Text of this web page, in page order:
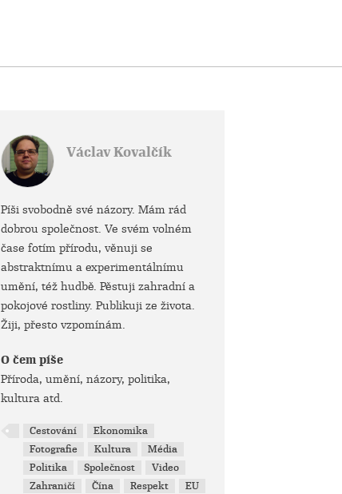
Václav Kovalčík
Píši svobodně své názory. Mám rád
dobrou společnost. Ve svém volném
čase fotím přírodu, věnuji se
abstraktnímu a experimentálnímu
umění, též hudbě. Pěstuji zahradní a
pokojové rostliny. Publikuji ze života.
Žiji, přesto vzpomínám.
O čem píše
Příroda, umění, názory, politika,
kultura atd.
Cestování
Ekonomika
Fotografie
Kultura
Média
Politika
Společnost
Video
Zahraničí
Čína Respekt
EU